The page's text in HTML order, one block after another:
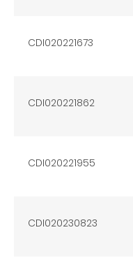
CDI020221673
CDI020221862
CDI020221955
CDI020230823